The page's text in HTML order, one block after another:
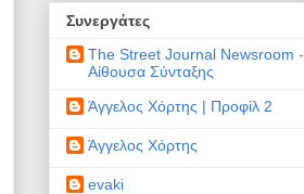
Συνεργάτες
The Street Journal Newsroom -
Αίθουσα Σύνταξης
Άγγελος Χόρτης | Προφίλ 2
Άγγελος Χόρτης
evaki